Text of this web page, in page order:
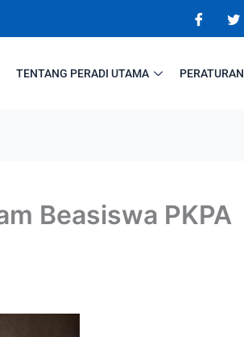
TENTANG PERADI UTAMA PERATURAN
Beasiswa PKPA